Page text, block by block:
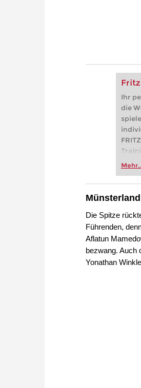
Fritz
Ihr
die
Die Spitze
Führenden,
Aflatun
bezwang. Auch
Yonathan